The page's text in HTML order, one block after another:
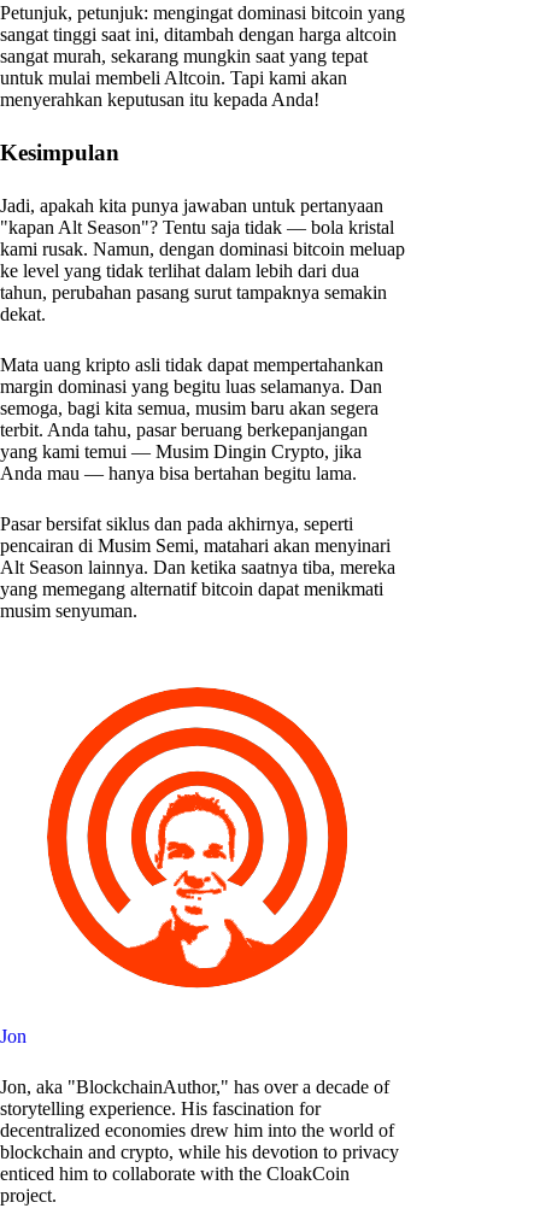
Petunjuk, petunjuk: mengingat dominasi bitcoin yang
sangat tinggi saat ini, ditambah dengan harga altcoin
sangat murah, sekarang mungkin saat yang tepat
untuk mulai membeli Altcoin. Tapi kami akan
menyerahkan keputusan itu kepada Anda!
Kesimpulan
Jadi, apakah kita punya jawaban untuk pertanyaan
"kapan Alt Season"? Tentu saja tidak — bola kristal
kami rusak. Namun, dengan dominasi bitcoin meluap
ke level yang tidak terlihat dalam lebih dari dua
tahun, perubahan pasang surut tampaknya semakin
dekat.
Mata uang kripto asli tidak dapat mempertahankan
margin dominasi yang begitu luas selamanya. Dan
semoga, bagi kita semua, musim baru akan segera
terbit. Anda tahu, pasar beruang berkepanjangan
yang kami temui — Musim Dingin Crypto, jika
Anda mau — hanya bisa bertahan begitu lama.
Pasar bersifat siklus dan pada akhirnya, seperti
pencairan di Musim Semi, matahari akan menyinari
Alt Season lainnya. Dan ketika saatnya tiba, mereka
yang memegang alternatif bitcoin dapat menikmati
musim senyuman.
Jon
Jon, aka "BlockchainAuthor," has over a decade of
storytelling experience. His fascination for
decentralized economies drew him into the world of
blockchain and crypto, while his devotion to privacy
enticed him to collaborate with the CloakCoin
project.